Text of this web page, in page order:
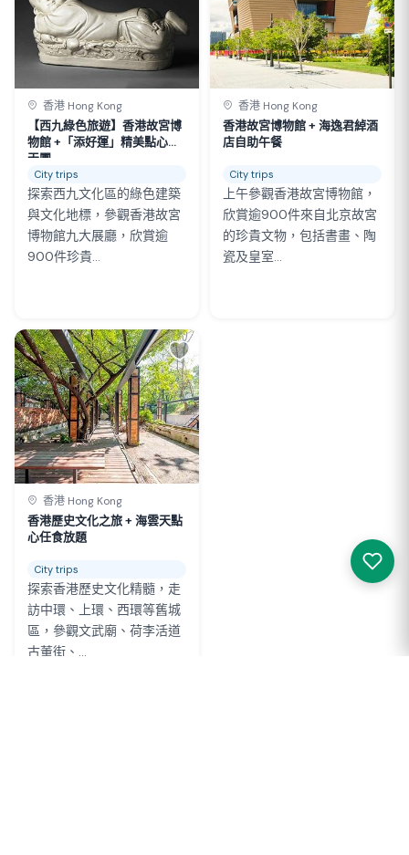
香港 Hong Kong
【西九綠色旅遊】香港故宮博
物館 +「添好運」精美點心一
天團
City trips
探索西九文化區的綠色建築
與文化地標，參觀香港故宮
博物館九大展廳，欣賞逾
900件珍貴...
香港 Hong Kong
香港故宮博物館 + 海逸君綽酒
店自助午餐
City trips
上午參觀香港故宮博物館，
欣賞逾900件來自北京故宮
的珍貴文物，包括書畫、陶
瓷及皇室...
香港 Hong Kong
香港歷史文化之旅 + 海雲天點
心任食放題
City trips
探索香港歷史文化精髓，走
訪中環、上環、西環等舊城
區，參觀文武廟、荷李活道
古董街、...